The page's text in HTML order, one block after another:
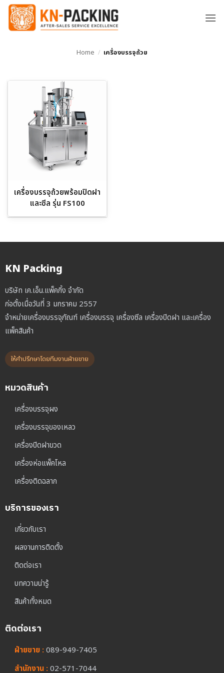
ข้าม
ยัง
Home / เครื่องบรรจุถ้วย
เครื่องบรรจุถ้วยพร้อมปิดฝา
และซีล รุ่น FS100
KN Packing
บริษัท เค.เอ็น.แพ็คกิ้ง จำกัด
ก่อตั้งเมื่อวันที่ 3 มกราคม 2557
จำหน่ายเครื่องบรรจุภัณฑ์ เครื่องบรรจุ เครื่องซีล เครื่องปิดฝา และเครื่อง
แพ็คสินค้า
ให้คำปรึกษาโดยทีมงานฝ่ายขาย
หมวดสินค้า
เครื่องบรรจุผง
เครื่องบรรจุของเหลว
เครื่องปิดฝาขวด
เครื่องห่อแพ็คโหล
เครื่องติดฉลาก
บริการของเรา
เกี่ยวกับเรา
ผลงานการติดตั้ง
ติดต่อเรา
บทความน่ารู้
สินค้าทั้งหมด
ติดต่อเรา
ฝ่ายขาย :089-949-7405
สำนักงาน :02-571-7044